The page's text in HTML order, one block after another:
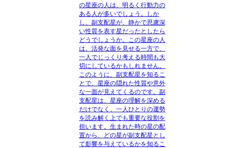
の星座の人は、明るく行動力の
ある人が多いでしょう。しか
し、副支配星が、静かで思慮深
い性質を表す星だったとしたら
どうでしょうか。この星座の人
は、活発な面を見せる一方で、
一人でじっくり考える時間も大
切にしているかもしれません。
このように、副支配星を知るこ
とで、星座の隠れた性質や意外
な一面が見えてくるのです。副
支配星は、星座の理解を深める
だけでなく、一人ひとりの運勢
を読み解く上でも重要な役割を
担います。生まれた時の星の配
置から、どの星が副支配星とし
て影響を与えているかを知るこ